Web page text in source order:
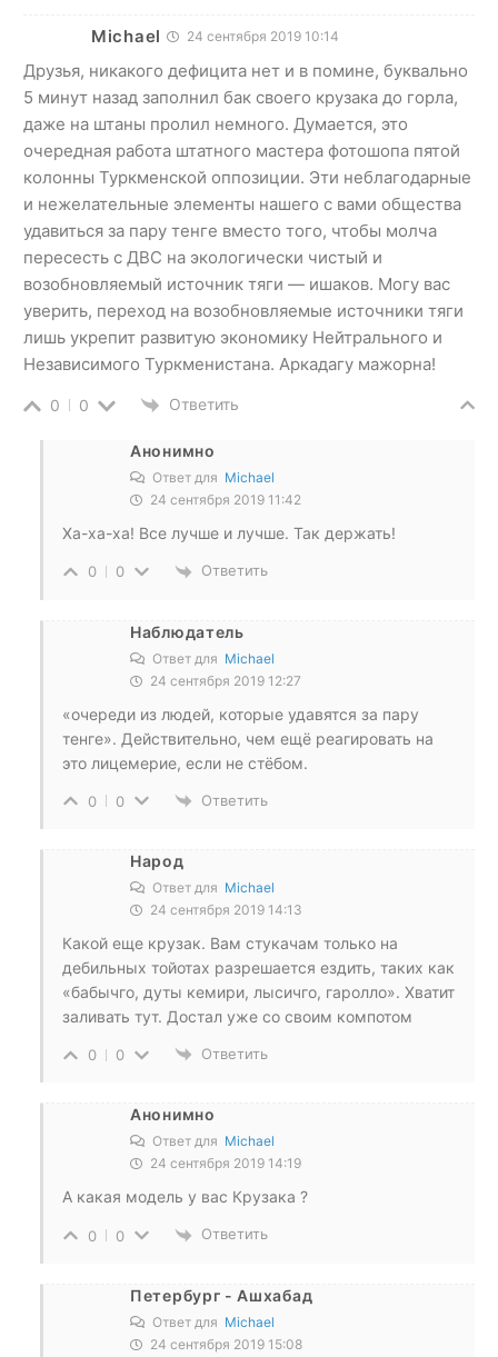
Michael 24 сентября 2019 10:14
Друзья, никакого дефицита нет и в помине, буквально
5 минут назад заполнил бак своего крузака до горла,
даже на штаны пролил немного. Думается, это
очередная работа штатного мастера фотошопа пятой
колонны Туркменской оппозиции. Эти неблагодарные
и нежелательные элементы нашего с вами общества
удавиться за пару тенге вместо того, чтобы молча
пересесть с ДВС на экологически чистый и
возобновляемый источник тяги — ишаков. Могу вас
уверить, переход на возобновляемые источники тяги
лишь укрепит развитую экономику Нейтрального и
Независимого Туркменистана. Аркадагу мажорна!
0 0 Ответить
Анонимно
Ответ для Michael
24 сентября 2019 11:42
Ха-ха-ха! Все лучше и лучше. Так держать!
0 0 Ответить
Наблюдатель
Ответ для Michael
24 сентября 2019 12:27
«очереди из людей, которые удавятся за пару
тенге». Действительно, чем ещё реагировать на
это лицемерие, если не стёбом.
0 0 Ответить
Народ
Ответ для Michael
24 сентября 2019 14:13
Какой еще крузак. Вам стукачам только на
дебильных тойотах разрешается ездить, таких как
«бабычго, дуты кемири, лысичго, гаролло». Хватит
заливать тут. Достал уже со своим компотом
0 0 Ответить
Анонимно
Ответ для Michael
24 сентября 2019 14:19
А какая модель у вас Крузака ?
0 0 Ответить
Петербург - Ашхабад
Ответ для Michael
24 сентября 2019 15:08